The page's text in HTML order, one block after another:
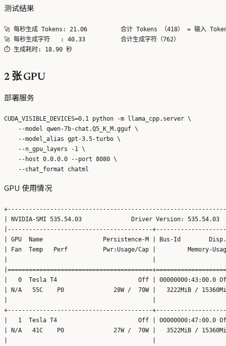
测试结果
🚀 每秒生成 Tokens: 21.06 	 合计 Tokens （418） = 输入 Tokens（20） + 输出 Tokens（398）
🚀 每秒生成字符   : 40.33 	 合计生成字符（762）
2 张 GPU
部署服务
CUDA_VISIBLE_DEVICES=0,1 python -m llama_cpp.server \
    --model qwen-7b-chat.Q5_K_M.gguf \
    --model_alias gpt-3.5-turbo \
    --n_gpu_layers -1 \
    --host 0.0.0.0 --port 8080 \
GPU 使用情况
| NVIDIA-SMI 535.54.03              Driver Version: 535.54.03
|-----------------------------------------
| GPU  Name                 Persistence-M | Bus-Id
| Fan  Temp   Perf          Pwr:Usage/Cap |         Memory-
|   0  Tesla T4                       Off |
| N/A   55C    P0              28W /  70W |   3222MiB /
+-----------------------------------------
|   1  Tesla T4                       Off |
| N/A   41C    P0              27W /  70W |   3522MiB /